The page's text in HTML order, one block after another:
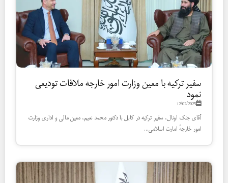
سفیر ترکیه با معین وزارت امور خارجه ملاقات تودیعی
نمود
12/02/2025
آقای جنک اونال، سفیر ترکیه در کابل با دکتور محمد نعیم، معین مالی و اداری وزارت
امور خارجهٔ امارت اسلامی...